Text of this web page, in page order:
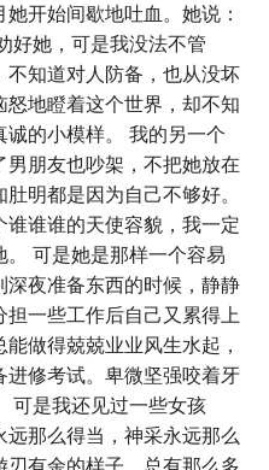
开始间歇地吐血。她说：
好她，可是我没法不管
知道对人防备，也从没坏
地瞪着这个世界，却不知
的小模样。 我的另一个
朋友也吵架，不把她放在
明都是因为自己不够好。
谁谁的天使容貌，我一定
可是她是那样一个容易
夜准备东西的时候，静静
一些工作后自己又累得上
做得兢兢业业风生水起，
修考试。卑微坚强咬着牙
可是我还见过一些女孩
远那么得当，神采永远那么